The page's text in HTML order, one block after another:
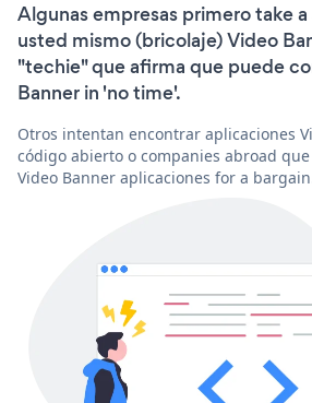
Algunas empresas primero take
usted mismo (bricolaje) Video
"techie" que afirma que puede
Banner in 'no time'.
Otros intentan encontrar aplicaciones
código abierto o companies abroad
Video Banner aplicaciones for a